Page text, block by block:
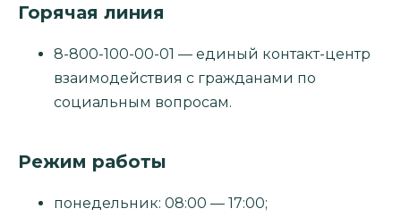
Горячая линия
8-800-100-00-01 — единый контакт-центр
взаимодействия с гражданами по
социальным вопросам.
Режим работы
понедельник: 08:00 — 17:00;